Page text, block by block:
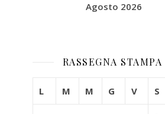
Agosto 2026
RASSEGNA STAMPA
L M M G V S